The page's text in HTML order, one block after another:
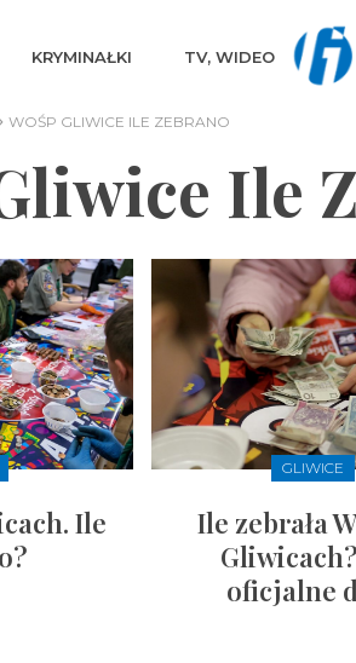
KRYMINAŁKI TV, WIDEO
WOŚP GLIWICE ILE ZEBRANO
Ile
Ile
GLIWICE
Ile zebrała
oficjalne